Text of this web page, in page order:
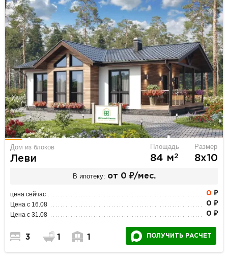
Дом из блоков
Леви
Площадь
84 м2
Размер
8х10
В ипотеку: от 0 ₽/мес.
цена сейчас 0 ₽
Цена с 16.08 0 ₽
Цена с 31.08 0 ₽
3 1 1 ПОЛУЧИТЬ РАСЧЕТ